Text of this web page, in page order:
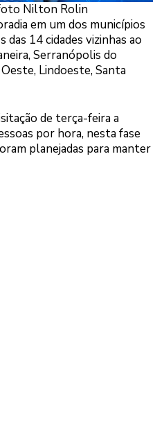
Nilton Rolin
em um dos municípios
14 cidades vizinhas ao
Serranópolis do
Lindoeste, Santa
de terça-feira a
por hora, nesta fase
planejadas para manter